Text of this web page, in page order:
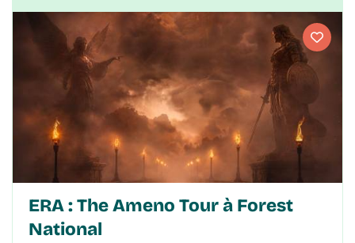
ERA : The Ameno Tour à Forest
National